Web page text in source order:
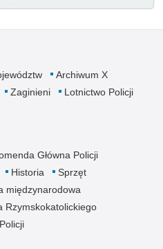
Archiwum X
Zaginieni
Lotnictwo Policji
Główna Policji
Historia
Sprzęt
międzynarodowa
Rzymskokatolickiego